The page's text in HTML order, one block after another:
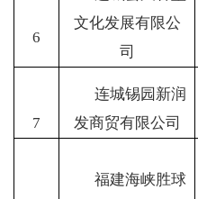
6
文化发展有限公
司
7
连城锡园新润
发商贸有限公司
福建海峡胜球